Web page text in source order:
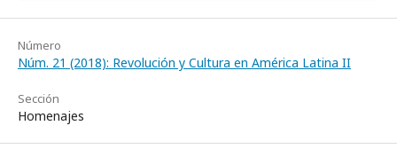
Número
Núm. 21 (2018): Revolución y Cultura en América Latina II
Sección
Homenajes